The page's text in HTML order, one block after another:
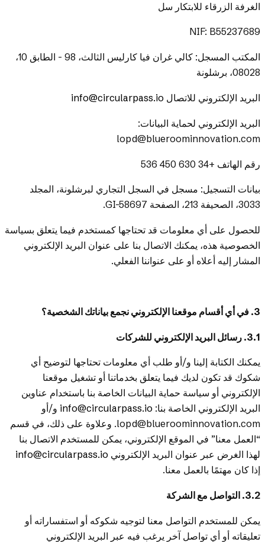
الغرفة الزرقاء للابتكار سل
NIF: B55237689
المكتب المسجل: كالي غران فيا كارليس الثالث، 98 - الطابق 10،
08028، برشلونة
البريد الإلكتروني للاتصال info@circularpass.io
البريد الإلكتروني لحماية البيانات:
lopd@blueroominnovation.com
رقم الهاتف +34 630 450 536
بيانات التسجيل: مسجل في السجل التجاري لبرشلونة، المجلد
3033، الصحيفة 213، الصفحة GI-58697.
للحصول على أي معلومات قد تحتاجها كمستخدم فيما يتعلق بسياسة
الخصوصية هذه، يمكنك الاتصال بنا على عنوان البريد الإلكتروني
المشار إليه أعلاه أو على عنواننا الفعلي.
3. في أي أقسام موقعنا الإلكتروني نجمع بياناتك الشخصية؟
3.1. رسائل البريد الإلكتروني للشركات
يمكنك الكتابة إلينا و/أو طلب أي معلومات تحتاجها لتوضيح أي
شكوك قد تكون لديك فيما يتعلق بخدماتنا أو تشغيل موقعنا
الإلكتروني أو سياسة حماية البيانات الخاصة بنا باستخدام عناوين
البريد الإلكتروني الخاصة بنا:
و/أو
lopd@blueroominnovation.com. وعلاوة على ذلك، في قسم
“العمل معنا” في الموقع الإلكتروني، يمكن للمستخدم الاتصال بنا
لهذا الغرض عبر عنوان البريد الإلكتروني info@circularpass.io
إذا كان مهتمًا بالعمل معنا.
3.2. التواصل مع الشركة
يمكن للمستخدم التواصل معنا لتوجيه شكوكه أو استفساراته أو
تعليقاته أو أي تواصل آخر يرغب فيه عبر البريد الإلكتروني